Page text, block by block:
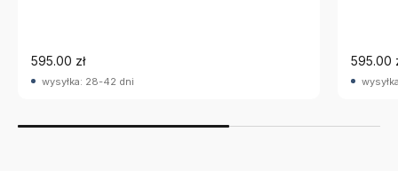
595.00 zł
wysyłka: 28-42 dni
595.00